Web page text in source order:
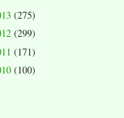
(275)
(299)
(171)
(100)